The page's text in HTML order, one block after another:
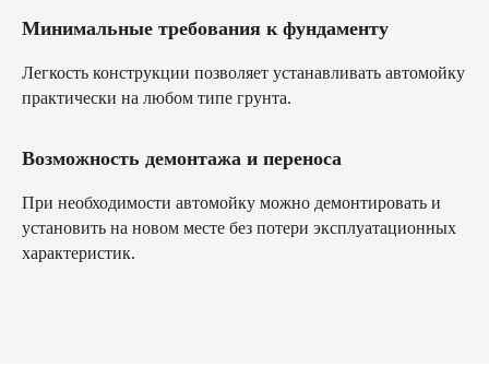
Минимальные требования к фундаменту
Легкость конструкции позволяет устанавливать автомойку
практически на любом типе грунта.
Возможность демонтажа и переноса
При необходимости автомойку можно демонтировать и
установить на новом месте без потери эксплуатационных
характеристик.